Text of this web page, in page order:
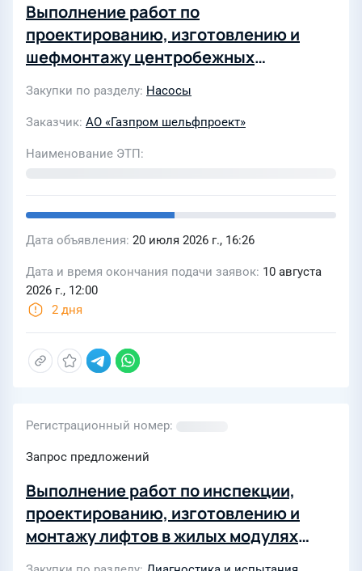
Выполнение работ по
проектированию, изготовлению и
шефмонтажу центробежных
Закупки по разделу Насосы
Заказчик АО «Газпром шельфпроект»
Наименование ЭТП
Дата объявления 20 июля 2026 г., 16:26
Дата и время окончания подачи заявок 10 августа
2026 г., 12:00
2 дня
Регистрационный номер
Запрос предложений
Выполнение работ по инспекции,
проектированию, изготовлению и
монтажу лифтов в жилых модулях